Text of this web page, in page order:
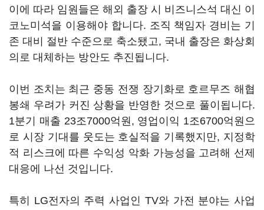
이에 따라 임원들은 해외 출장 시 비즈니스석 대신 이
코노미석을 이용해야 합니다. 조직 책임자 경비는 기
존 대비 절반 수준으로 축소됐고, 국내 출장은 화상회
의로 대체하는 방안도 추진됩니다.
이번 조치는 최근 중동 전쟁 장기화로 호르무즈 해협
봉쇄 우려가 커진 상황을 반영한 것으로 풀이됩니다.
1분기 매출 23조7000억원, 영업이익 1조6700억원으
로 시장 기대를 웃도는 호실적을 기록했지만, 지정학
적 리스크에 따른 수익성 악화 가능성을 고려해 선제
대응에 나선 것입니다.
특히 LG전자의 주력 사업인 TV와 가전 분야는 사업